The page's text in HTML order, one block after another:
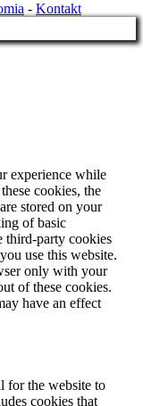
- Kontakt
experience while
cookies, the
stored on your
of basic
third-party cookies
use this website.
only with your
of these cookies.
have an effect
for the website to
cookies that